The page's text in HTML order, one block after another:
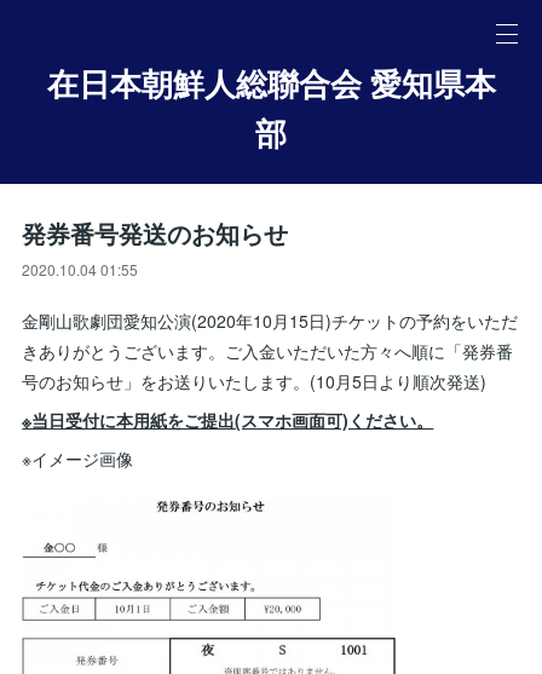
在日本朝鮮人総聯合会 愛知県本
部
発券番号発送のお知らせ
2020.10.04 01:55
金剛山歌劇団愛知公演(2020年10月15日)チケットの予約をいただ
きありがとうございます。ご入金いただいた方々へ順に「発券番
号のお知らせ」をお送りいたします。(10月5日より順次発送)
※当日受付に本用紙をご提出(スマホ画面可)ください。
※イメージ画像